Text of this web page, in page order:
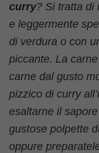
curry? Si tratta di
e leggermente
di verdura o con
piccante. La
carne dal gusto
pizzico di curry
esaltarne il
gustose polpette
oppure